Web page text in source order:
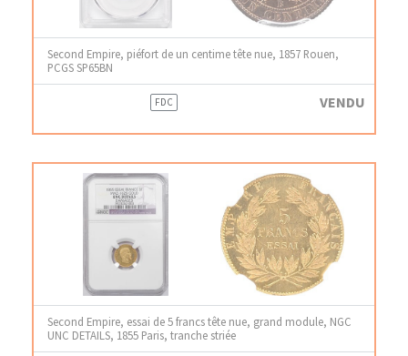
Second Empire, piéfort de un centime tête nue, 1857 Rouen,
PCGS SP65BN
FDC VENDU
Second Empire, essai de 5 francs tête nue, grand module, NGC
UNC DETAILS, 1855 Paris, tranche striée